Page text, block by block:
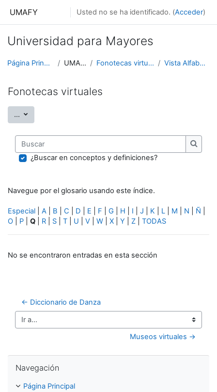
UMAFY Usted no se ha identificado. (Acceder)
Universidad para Mayores
Página Principal UMAFY Fonotecas virtuales Vista Alfabética
Fonotecas virtuales
... Exportar entradas
Buscar
Buscar
¿Buscar en conceptos y definiciones?
Navegue por el glosario usando este índice.
Especial A B C D E F G H I J K L M N Ñ
O
P Q R S T U V W X Y Z TODAS
No se encontraron entradas en esta sección
← Diccionario de Danza
Ir a...
Museos virtuales →
Navegación
Página Principal